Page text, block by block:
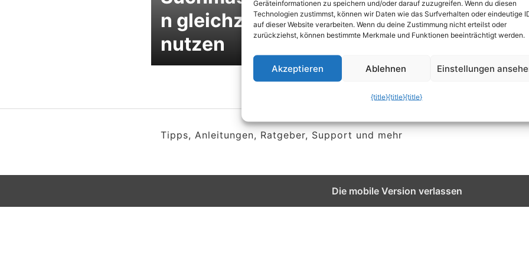
n gleichzeitig
nutzen
PDF-
Dokumenten
Tipps, Anleitungen, Ratgeber, Support und mehr
Geräteinformationen zu speichern und/oder darauf zuzugreifen. Wenn du diesen
Technologien zustimmst, können wir Daten wie das Surfverhalten oder eindeutige
auf dieser Website verarbeiten. Wenn du deine Zustimmung nicht erteilst oder
zurückziehst, können bestimmte Merkmale und Funktionen beeinträchtigt werden.
Akzeptieren Ablehnen Einstellungen
{title}{title}{title}
Die mobile Version verlassen